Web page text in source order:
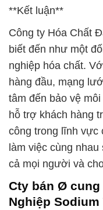
**Kết luận**
Công ty Hóa Chất
biết đến như một
nghiệp hóa chất.
hàng đầu, mạng
tâm đến bảo vệ
hỗ trợ khách hàng
công trong lĩnh vực
làm việc cùng
cả mọi người và
Cty bán Ø cung
Nghiệp